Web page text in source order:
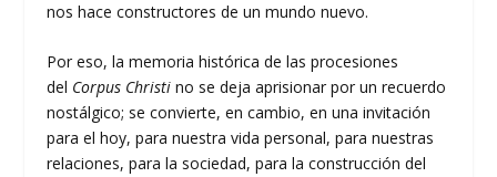
nos hace constructores de un mundo nuevo.
Por eso, la memoria histórica de las procesiones
del Corpus Christi no se deja aprisionar por un recuerdo
nostálgico; se convierte, en cambio, en una invitación
para el hoy, para nuestra vida personal, para nuestras
relaciones, para la sociedad, para la construcción del